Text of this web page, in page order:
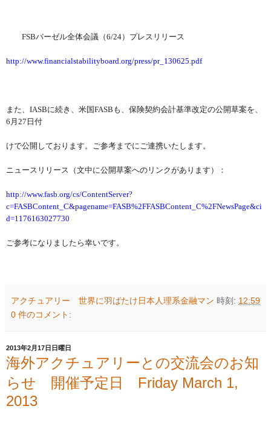
FSBバーゼル全体会議（6/24）プレスリリース
http://www.financialstabilityboard.org/press/pr_130625.pdf
また、 IASBに続き、米国FASB も、保険契約会計基準改定の公開草案を、
6 月 27 日付
けで公開しております。ご参考までにご連携いたします。
ニュースリリース（文中に公開草案へのリンクがあります）：
http://www.fasb.org/cs/ContentServer?
c=FASBContent_C&pagename=FASB%2FFASBContent_C%2FNewsPage&ci
d=1176163027730
ご参考になりましたら幸いです。
アクチュアリー 世界に羽ばたけ日本人理系金融マン 時刻: 12:59
0 件のコメント:
2013年2月17日日曜日
海外アクチュアリーとの交流会のお知
らせ 開催予定日 Friday March 1,
2013